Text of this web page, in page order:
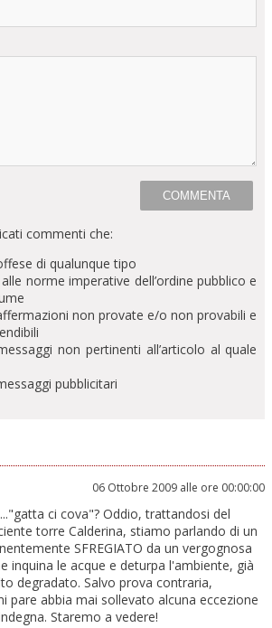
commenti che:
di qualunque tipo
norme imperative dell’ordine pubblico e
non provate e/o non provabili e
non pertinenti all’articolo al quale
pubblicitari
06 Ottobre 2009 alle ore 00:00:00
ci cova"? Oddio, trattandosi del
torre Calderina, stiamo parlando di un
SFREGIATO da un vergognosa
inquina le acque e deturpa l'ambiente, già
degradato. Salvo prova contraria,
pare abbia mai sollevato alcuna eccezione
Staremo a vedere!